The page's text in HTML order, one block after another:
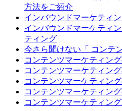
方法をご紹介
インバウンドマーケティ
インバウンドマーケティ
ティング
今さら聞けない「 コンテ
コンテンツマーケティン
コンテンツマーケティン
コンテンツマーケティン
コンテンツマーケティン
コンテンツマーケティン